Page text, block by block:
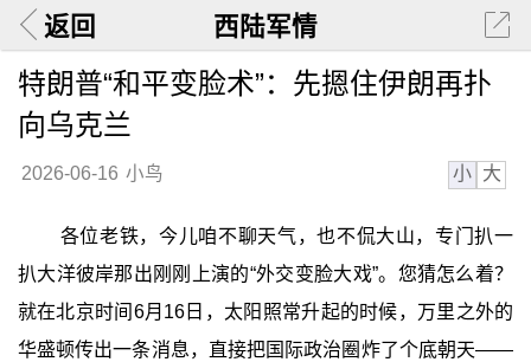
返回 西陆军情
特朗普“和平变脸术”：先摁住伊朗再扑
向乌克兰
2026-06-16 小鸟 小 大
各位老铁，今儿咱不聊天气，也不侃大山，专门扒一
扒大洋彼岸那出刚刚上演的“外交变脸大戏”。您猜怎么着？
就在北京时间6月16日，太阳照常升起的时候，万里之外的
华盛顿传出一条消息，直接把国际政治圈炸了个底朝天——